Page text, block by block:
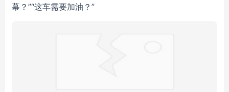
幕？”“这车需要加油？”